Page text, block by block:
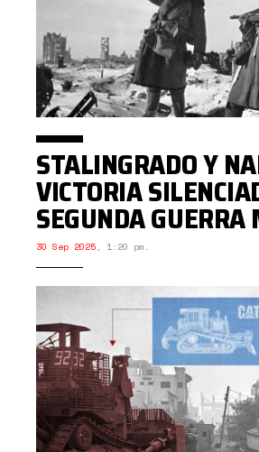
STALINGRADO Y
VICTORIA
SEGUNDA
30 Sep 2025, 1:20 pm.